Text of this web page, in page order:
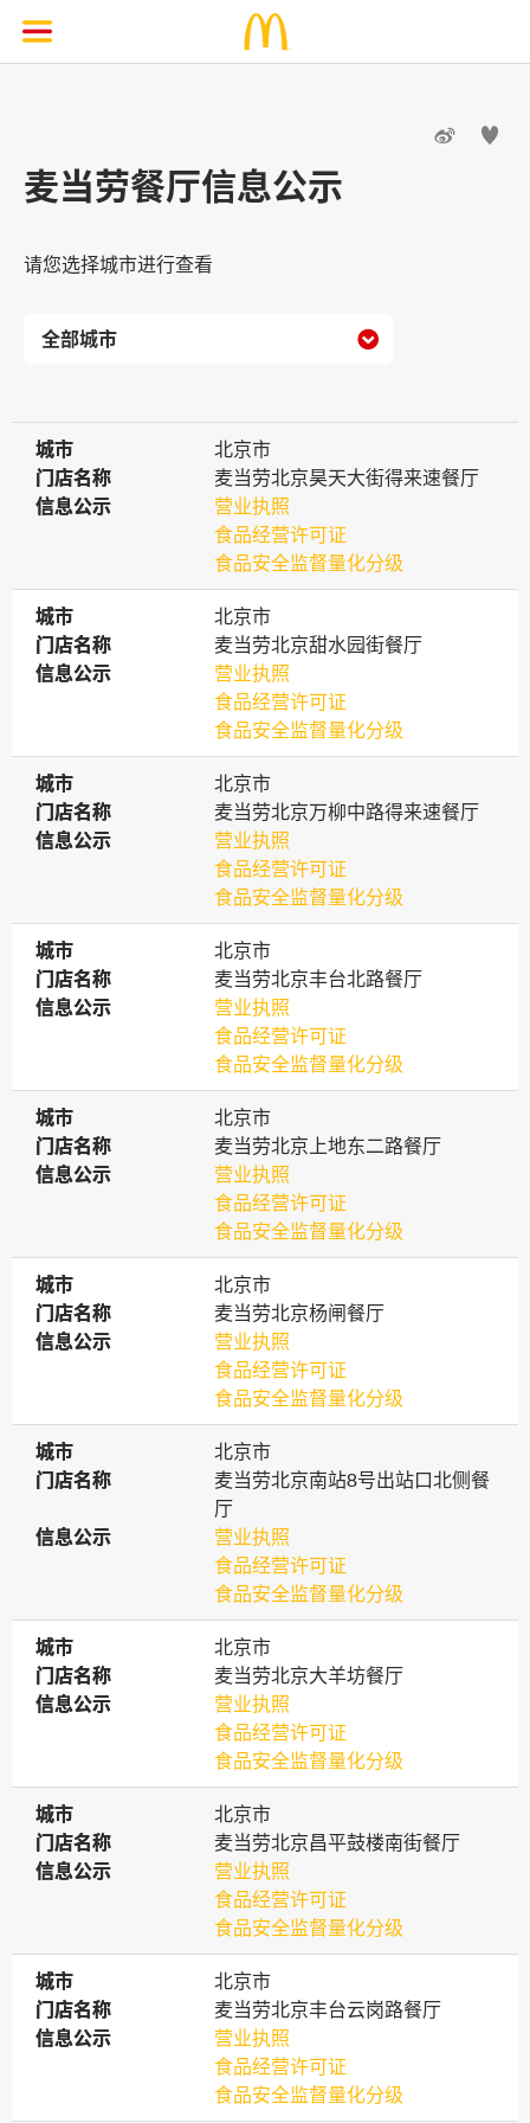
 
麦当劳餐厅信息公示
请您选择城市进行查看

城市
城市
北京市
门店名称
门店名称
麦当劳北京昊天大街得来速餐厅
信息公示
信息公示
营业执照
食品经营许可证
食品安全监督量化分级
城市
城市
北京市
门店名称
门店名称
麦当劳北京甜水园街餐厅
信息公示
信息公示
营业执照
食品经营许可证
食品安全监督量化分级
城市
城市
北京市
门店名称
门店名称
麦当劳北京万柳中路得来速餐厅
信息公示
信息公示
营业执照
食品经营许可证
食品安全监督量化分级
城市
城市
北京市
门店名称
门店名称
麦当劳北京丰台北路餐厅
信息公示
信息公示
营业执照
食品经营许可证
食品安全监督量化分级
城市
城市
北京市
门店名称
门店名称
麦当劳北京上地东二路餐厅
信息公示
信息公示
营业执照
食品经营许可证
食品安全监督量化分级
城市
城市
北京市
门店名称
门店名称
麦当劳北京杨闸餐厅
信息公示
信息公示
营业执照
食品经营许可证
食品安全监督量化分级
城市
城市
北京市
门店名称
门店名称
麦当劳北京南站8号出站口北侧餐
厅
信息公示
信息公示
营业执照
食品经营许可证
食品安全监督量化分级
城市
城市
北京市
门店名称
门店名称
麦当劳北京大羊坊餐厅
信息公示
信息公示
营业执照
食品经营许可证
食品安全监督量化分级
城市
城市
北京市
门店名称
门店名称
麦当劳北京昌平鼓楼南街餐厅
信息公示
信息公示
营业执照
食品经营许可证
食品安全监督量化分级
城市
城市
北京市
门店名称
门店名称
麦当劳北京丰台云岗路餐厅
信息公示
信息公示
营业执照
食品经营许可证
食品安全监督量化分级